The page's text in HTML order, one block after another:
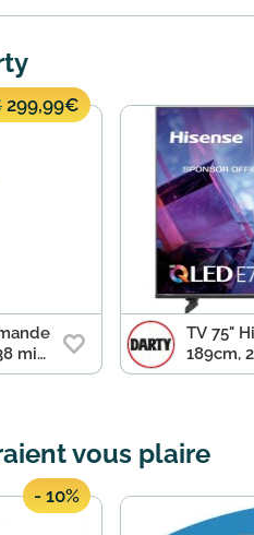
299,99€
min
TV 75"
189cm,
vous plaire
- 10%